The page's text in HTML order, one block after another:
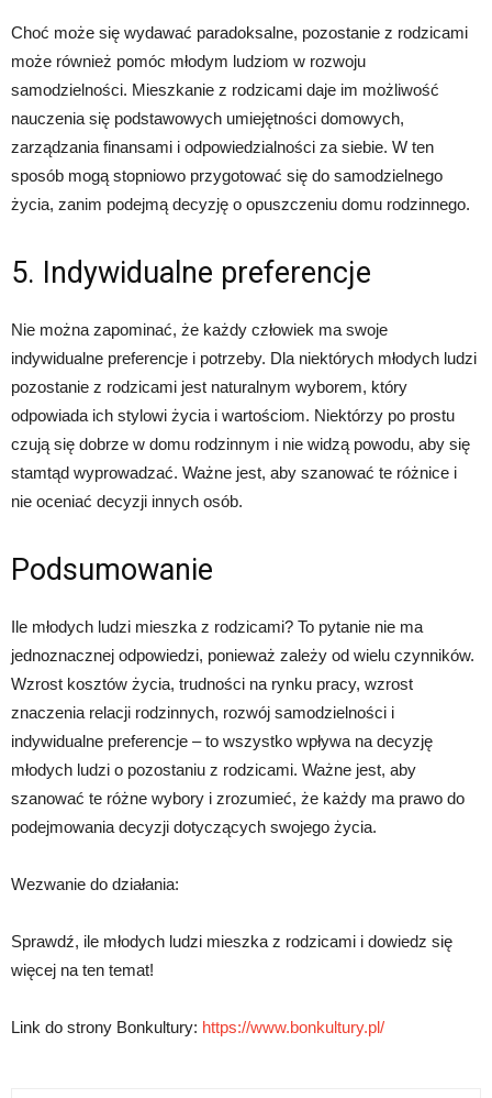
Choć może się wydawać paradoksalne, pozostanie z rodzicami
może również pomóc młodym ludziom w rozwoju
samodzielności. Mieszkanie z rodzicami daje im możliwość
nauczenia się podstawowych umiejętności domowych,
zarządzania finansami i odpowiedzialności za siebie. W ten
sposób mogą stopniowo przygotować się do samodzielnego
życia, zanim podejmą decyzję o opuszczeniu domu rodzinnego.
5. Indywidualne preferencje
Nie można zapominać, że każdy człowiek ma swoje
indywidualne preferencje i potrzeby. Dla niektórych młodych ludzi
pozostanie z rodzicami jest naturalnym wyborem, który
odpowiada ich stylowi życia i wartościom. Niektórzy po prostu
czują się dobrze w domu rodzinnym i nie widzą powodu, aby się
stamtąd wyprowadzać. Ważne jest, aby szanować te różnice i
nie oceniać decyzji innych osób.
Podsumowanie
Ile młodych ludzi mieszka z rodzicami? To pytanie nie ma
jednoznacznej odpowiedzi, ponieważ zależy od wielu czynników.
Wzrost kosztów życia, trudności na rynku pracy, wzrost
znaczenia relacji rodzinnych, rozwój samodzielności i
indywidualne preferencje – to wszystko wpływa na decyzję
młodych ludzi o pozostaniu z rodzicami. Ważne jest, aby
szanować te różne wybory i zrozumieć, że każdy ma prawo do
podejmowania decyzji dotyczących swojego życia.
Wezwanie do działania:
Sprawdź, ile młodych ludzi mieszka z rodzicami i dowiedz się
więcej na ten temat!
Link do strony Bonkultury: https://www.bonkultury.pl/